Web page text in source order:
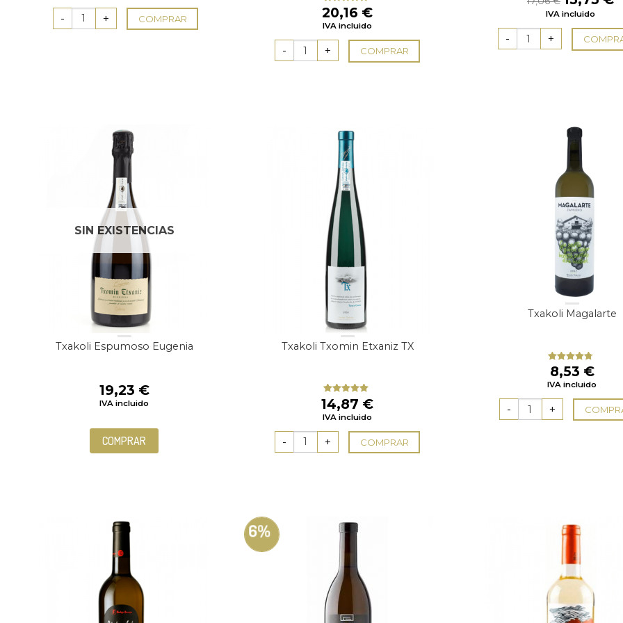
COMPRAR
Valorado
con5.00 de
5
20,16 €
IVA incluido
COMPRAR
precio
original
era:
17,06 €.
IVA incluido
SIN EXISTENCIAS
Txakoli Espumoso Eugenia
19,23 €
IVA incluido
COMPRAR
Txakoli Txomin Etxaniz TX
Valorado
con5.00
de
5
14,87 €
IVA incluido
COMPRAR
Txakoli Magalarte
Valorado
con4.50
de 5
8,53 €
IVA incluido
6%